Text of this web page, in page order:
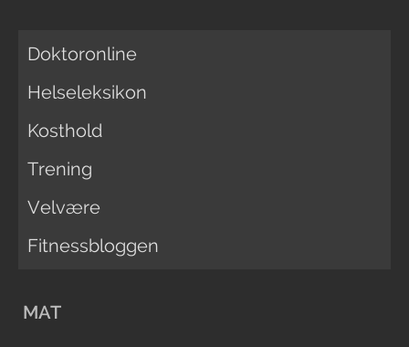
Doktoronline
Helseleksikon
Kosthold
Trening
Velvære
Fitnessbloggen
MAT